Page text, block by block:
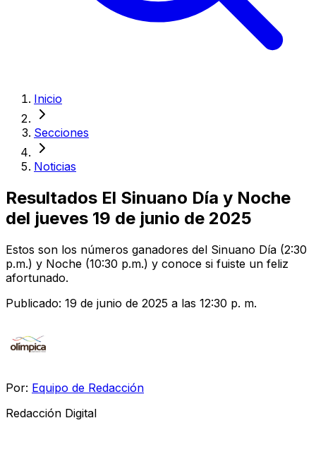
Inicio
Secciones
Noticias
Resultados El Sinuano Día y Noche
del jueves 19 de junio de 2025
Estos son los números ganadores del Sinuano Día (2:30
p.m.) y Noche (10:30 p.m.) y conoce si fuiste un feliz
afortunado.
Publicado: 19 de junio de 2025 a las 12:30 p. m.
Por: Equipo de Redacción
Redacción Digital